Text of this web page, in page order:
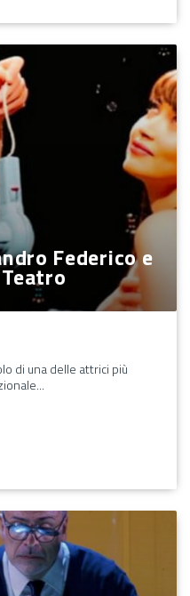
Federico e
di una delle attrici più